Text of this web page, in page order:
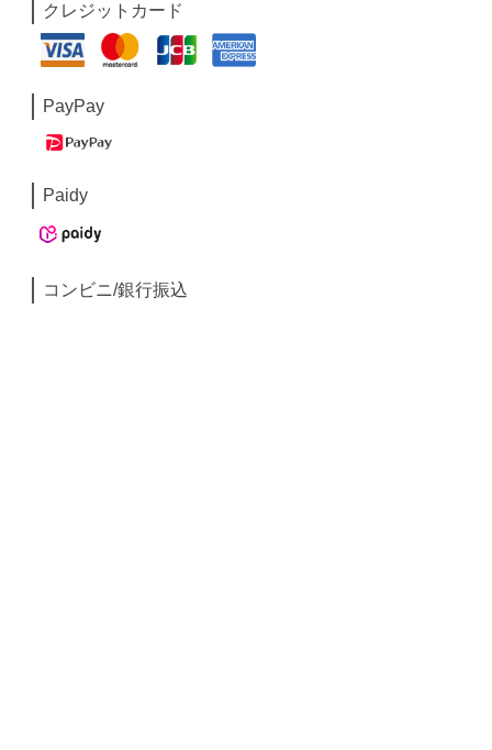
クレジットカード
PayPay
Paidy
コンビニ/銀行振込